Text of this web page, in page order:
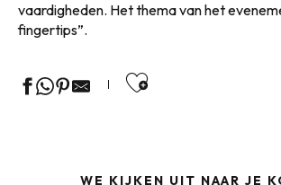
vaardigheden. Het thema van het
fingertips”.
Ajouter aux
WE KIJKEN UIT NAAR JE